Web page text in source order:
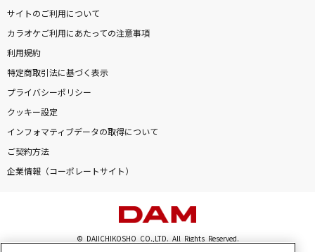
サイトのご利用について
カラオケご利用にあたっての注意事項
利用規約
特定商取引法に基づく表示
プライバシーポリシー
クッキー設定
インフォマティブデータの取得について
ご契約方法
企業情報（コーポレートサイト）
© DAIICHIKOSHO CO.,LTD. All Rights Reserved.